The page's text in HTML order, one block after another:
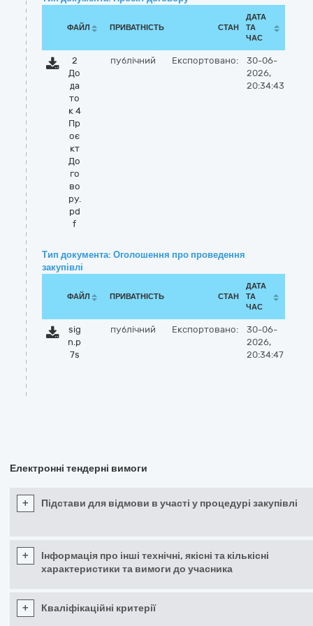
ФАЙЛ ПРИВАТНІСТЬ СТАН
ДАТА
ТА
ЧАС
2
До
да
то
к 4
Пр
оє
кт
До
го
во
ру.
pd
f
публічний Експортовано:
30-06-
2026,
20:34:43
Тип документа: Оголошення про проведення
закупівлі
ФАЙЛ ПРИВАТНІСТЬ СТАН
ДАТА
ТА
ЧАС
sig
n.p
7s
публічний Експортовано:
30-06-
2026,
20:34:47
Електронні тендерні вимоги
+ Підстави для відмови в участі у процедурі закупівлі
+
Інформація про інші технічні, якісні та кількісні
характеристики та вимоги до учасника
+ Кваліфікаційні критерії